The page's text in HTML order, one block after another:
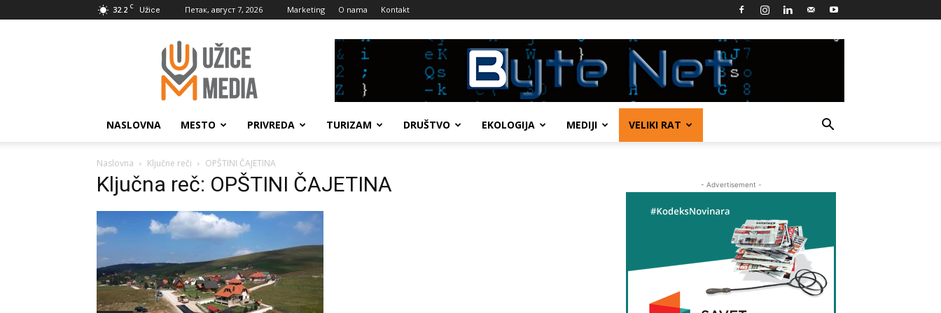
32.2 C Užice Петак, август 7, 2026 Marketing O nama Kontakt
UžiceMedia
NASLOVNA MESTO PRIVREDA TURIZAM DRUŠTVO EKOLOGIJA MEDIJI VELIKI RAT
Naslovna Ključne reči OPŠTINI ČAJETINA
Ključna reč: OPŠTINI ČAJETINA - Advertisement -